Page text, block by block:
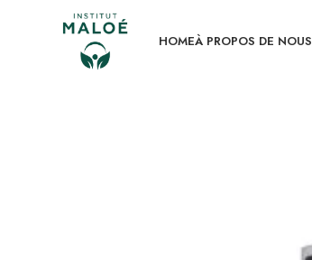
HOMEÀ PROPOS DE NOUS